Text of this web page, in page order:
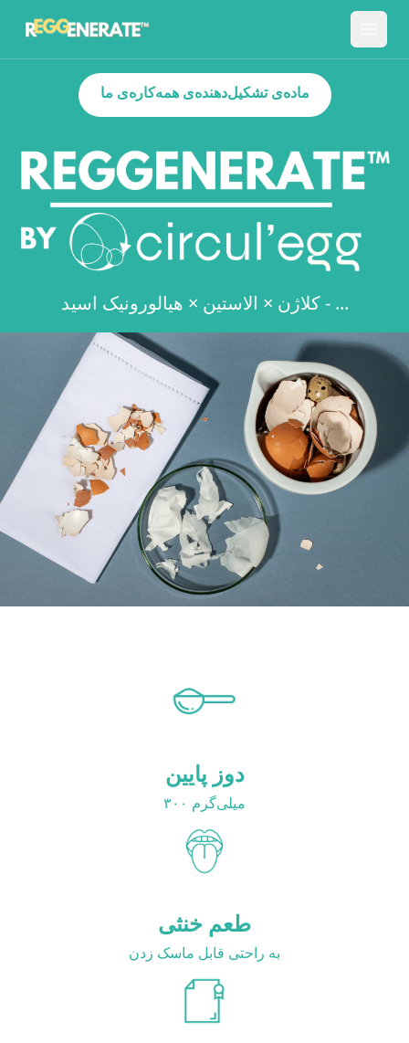
ماده‌ی تشکیل‌دهنده‌ی همه‌کاره‌ی ما
کلاژن × الاستین × هیالورونیک اسید - ...
دوز پایین
۳۰۰ میلی‌گرم
طعم خنثی
به راحتی قابل ماسک زدن